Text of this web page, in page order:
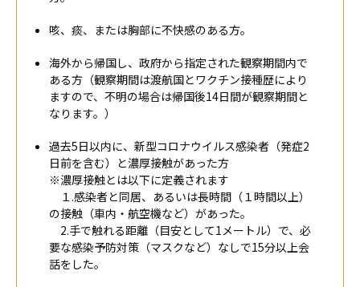
咳、痰、または胸部に不快感のある方。
海外から帰国し、政府から指定された観察期間内で
ある方（観察期間は渡航国とワクチン接種歴により
ますので、不明の場合は帰国後14日間が観察期間と
なります。）
過去5日以内に、新型コロナウイルス感染者（発症2
日前を含む）と濃厚接触があった方
※濃厚接触とは以下に定義されます
１.感染者と同居、あるいは長時間（１時間以上）
の接触（車内・航空機など）があった。
2.手で触れる距離（目安として1メートル）で、必
要な感染予防対策（マスクなど）なしで15分以上会
話をした。